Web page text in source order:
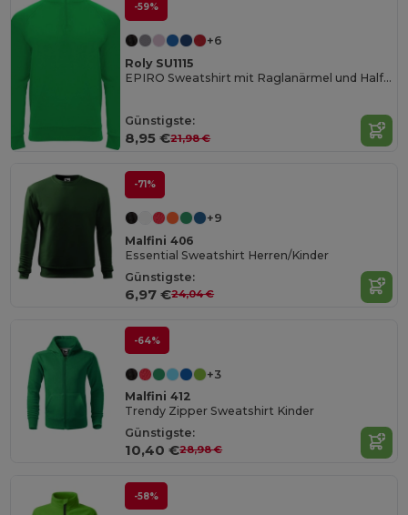
-59%
+6
Roly SU1115
EPIRO Sweatshirt mit Raglanärmel und Half-Zip1
Günstigste:
8,95 €21,98 €
-71%
+9
Malfini 406
Essential Sweatshirt Herren/Kinder
Günstigste:
6,97 €24,04 €
-64%
+3
Malfini 412
Trendy Zipper Sweatshirt Kinder
Günstigste:
10,40 €28,98 €
-58%